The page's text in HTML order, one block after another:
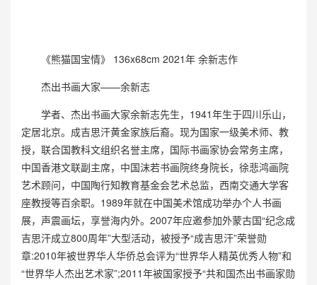
《熊猫国宝情》 136x68cm 2021年 余新志作
杰出书画大家——余新志
学者、杰出书画大家余新志先生，1941年生于四川乐山，
定居北京。成吉思汗黄金家族后裔。现为国家一级美术师、教
授，联合国教科文组织名誉主席，国际书画家协会常务主席，
中国香港文联副主席，中国沫若书画院终身院长，徐悲鸿画院
艺术顾问，中国陶行知教育基金会艺术总监，西南交通大学客
座教授等百余职。1989年就在中国美术馆成功举办个人书画
展，声震画坛，享誉海内外。2007年应邀参加外蒙古国“纪念成
吉思汗成立800周年”大型活动，被授予“成吉思汗”荣誉勋
章:2010年被世界华人华侨总会评为“世界华人精英优秀人物”和
“世界华人杰出艺术家”;2011年被国家授予“共和国杰出书画家勋